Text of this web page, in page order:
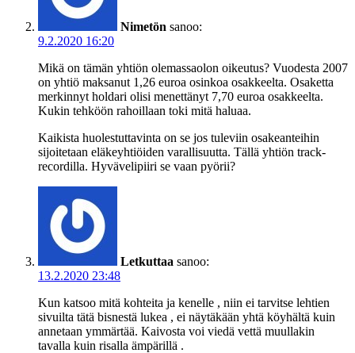
Nimetön sanoo:
9.2.2020 16:20
Mikä on tämän yhtiön olemassaolon oikeutus? Vuodesta 2007
on yhtiö maksanut 1,26 euroa osinkoa osakkeelta. Osaketta
merkinnyt holdari olisi menettänyt 7,70 euroa osakkeelta.
Kukin tehköön rahoillaan toki mitä haluaa.
Kaikista huolestuttavinta on se jos tuleviin osakeanteihin
sijoitetaan eläkeyhtiöiden varallisuutta. Tällä yhtiön track-
recordilla. Hyvävelipiiri se vaan pyörii?
Letkuttaa sanoo:
13.2.2020 23:48
Kun katsoo mitä kohteita ja kenelle , niin ei tarvitse lehtien
sivuilta tätä bisnestä lukea , ei näytäkään yhtä köyhältä kuin
annetaan ymmärtää. Kaivosta voi viedä vettä muullakin
tavalla kuin risalla ämpärillä .